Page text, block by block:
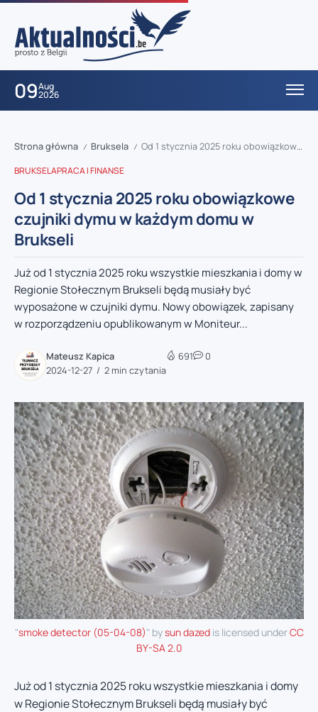
09Aug
2026
Strona główna / Bruksela / Od 1 stycznia 2025 roku obowiązkowe czujniki dymu w każdym domu w Brukseli
BRUKSELAPRACA I FINANSE
Od 1 stycznia 2025 roku obowiązkowe
czujniki dymu w każdym domu w
Brukseli
Już od 1 stycznia 2025 roku wszystkie mieszkania i domy w
Regionie Stołecznym Brukseli będą musiały być
wyposażone w czujniki dymu. Nowy obowiązek, zapisany
w rozporządzeniu opublikowanym w Moniteur...
Mateusz Kapica
2024-12-27
2 min czytania
691 0
"smoke detector (05-04-08)" bysun dazedis licensed underCC
BY-SA 2.0
Już od 1 stycznia 2025 roku wszystkie mieszkania i domy
w Regionie Stołecznym Brukseli będą musiały być